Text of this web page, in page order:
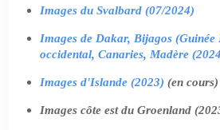
Images du Svalbard (07/2024)
Images de Dakar, Bijagos (Guinée
occidental, Canaries, Madère
Images d'Islande (2023) (en cours)
Images côte est du Groenland